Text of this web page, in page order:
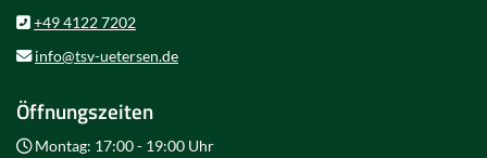
+49 4122 7202
info@tsv-uetersen.de
Öffnungszeiten
Montag: 17:00 - 19:00 Uhr